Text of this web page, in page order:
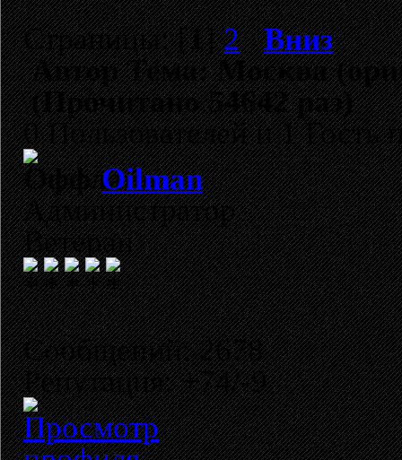
Страницы: [1]2
Вниз
АвторТема: Москва
(Прочитано 54642 раз)
0 Пользователей и 1 Гость
Oilman
Администратор
Ветеран
Сообщений: 2678
Репутация: +74/-9